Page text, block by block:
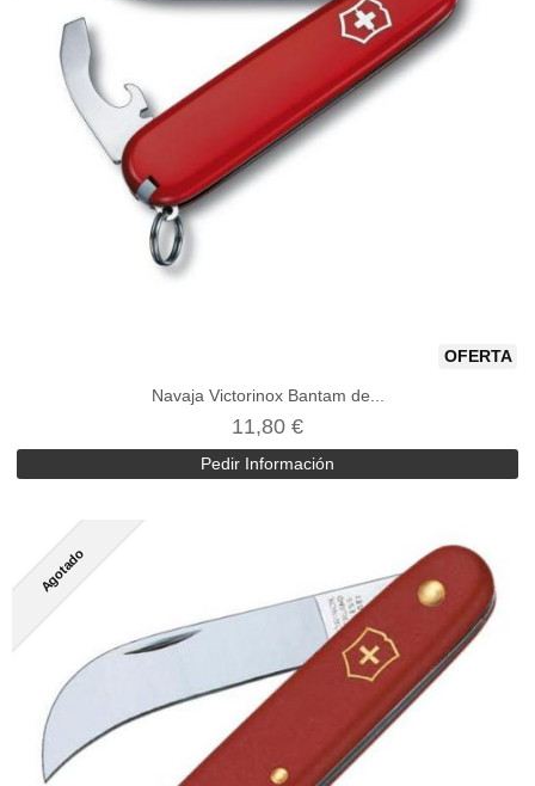
OFERTA
Navaja Victorinox Bantam de...
11,80 €
Pedir Información
Agotado